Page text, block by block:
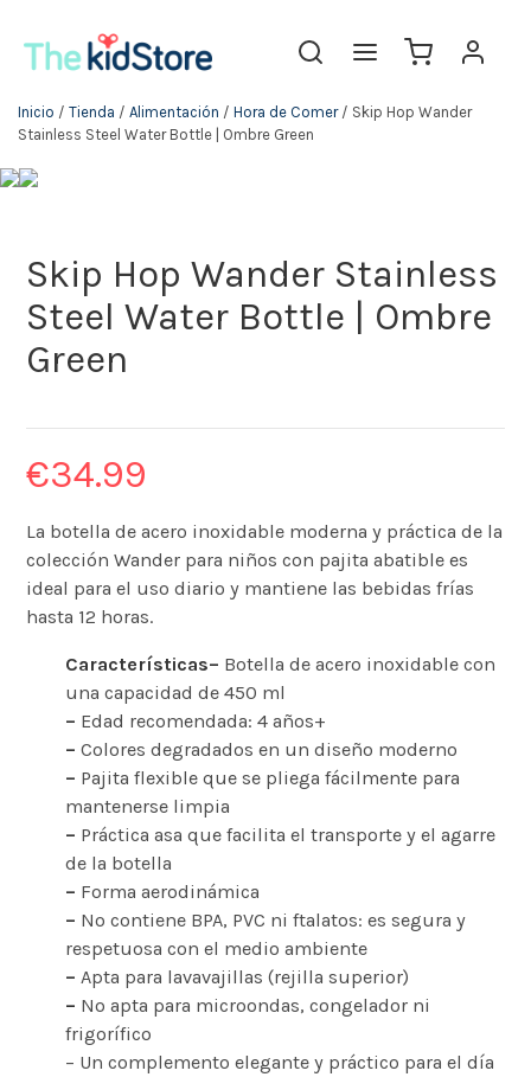
Inicio / Tienda / Alimentación / Hora de Comer/ Skip Hop Wander
Stainless Steel Water Bottle | Ombre Green
Skip Hop Wander Stainless
Steel Water Bottle | Ombre
Green
€34.99
La botella de acero inoxidable moderna y práctica de la
colección Wander para niños con pajita abatible es
ideal para el uso diario y mantiene las bebidas frías
hasta 12 horas.
Características– Botella de acero inoxidable con
una capacidad de 450 ml
– Edad recomendada: 4 años+
– Colores degradados en un diseño moderno
– Pajita flexible que se pliega fácilmente para
mantenerse limpia
– Práctica asa que facilita el transporte y el agarre
de la botella
– Forma aerodinámica
– No contiene BPA, PVC ni ftalatos: es segura y
respetuosa con el medio ambiente
– Apta para lavavajillas (rejilla superior)
– No apta para microondas, congelador ni
frigorífico
– Un complemento elegante y práctico para el día